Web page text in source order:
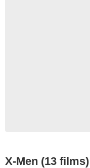
X-Men (13 films)